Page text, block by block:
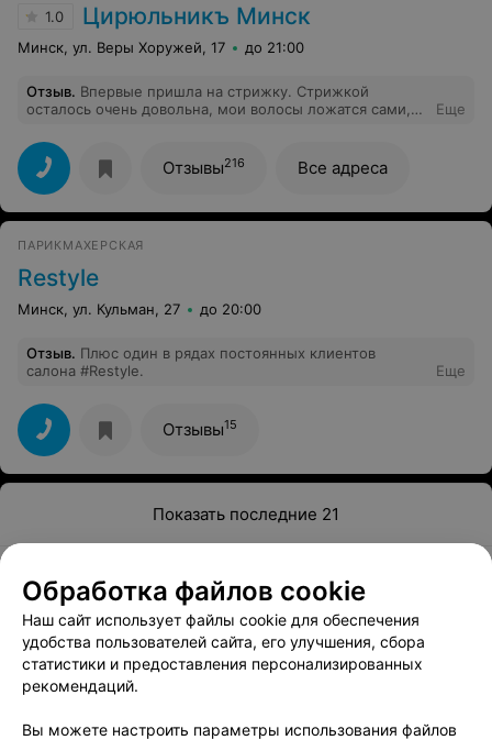
1.0 Цирюльникъ Минск
Минск, ул. Веры Хоружей, 17 до 21:00
Отзыв. Впервые пришла на стрижку. Стрижкой
осталось очень довольна, мои волосы ложатся сами,
Еще
Отзывы216 Все адреса
ПАРИКМАХЕРСКАЯ
Restyle
Минск, ул. Кульман, 27 до 20:00
Отзыв. Плюс один в рядах постоянных клиентов
салона #Restyle.
Еще
Отзывы15
Показать последние 21
1 2
Смотрите также
Свадебный маникюр в районе Советский в
Обработка файлов cookie
Наш сайт использует файлы cookie для обеспечения
удобства пользователей сайта, его улучшения, сбора
статистики и предоставления персонализированных
рекомендаций.
Вы можете настроить параметры использования файлов